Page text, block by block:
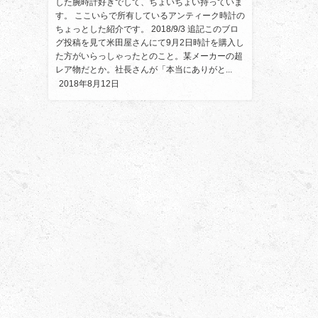
した腕時計好きでして、ちょいちょい持っていま
す。 ここいらで所有しているアンティーク時計の
ちょっとした紹介です。 2018/9/3 追記このブロ
グ投稿を見て米田屋さんにて9月2日時計を購入し
た方がいらっしゃったとのこと。某メーカーの超
レア物だとか。社長さんが「本当にありがと...
2018年8月12日